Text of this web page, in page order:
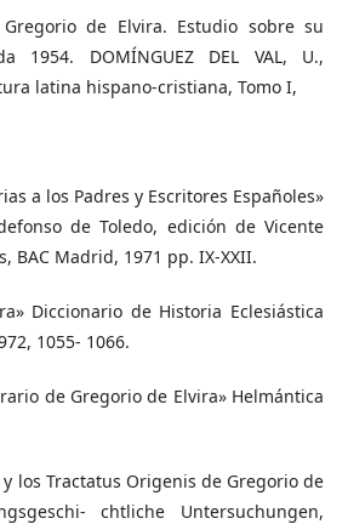
Gregorio de Elvira. Estudio sobre su
1954. DOMÍNGUEZ DEL VAL, U.,
latina hispano-cristiana, Tomo I,
a los Padres y Escritores Españoles»
de Toledo, edición de Vicente
BAC Madrid, 1971 pp. IX-XXII.
Diccionario de Historia Eclesiástica
1055- 1066.
de Gregorio de Elvira» Helmántica
los Tractatus Origenis de Gregorio de
chtliche Untersuchungen,